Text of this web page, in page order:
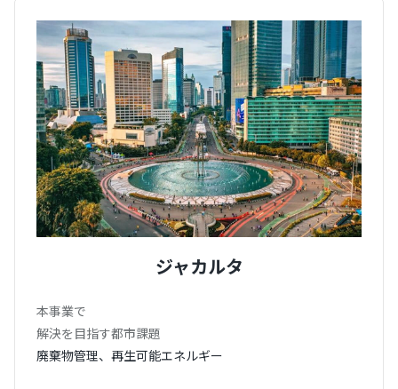
ジャカルタ
本事業で
解決を目指す都市課題
廃棄物管理、再生可能エネルギー